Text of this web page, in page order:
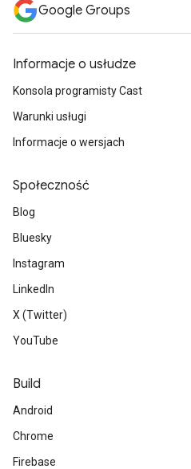
Google Groups
Informacje o usłudze
Konsola programisty Cast
Warunki usługi
Informacje o wersjach
Społeczność
Blog
Bluesky
Instagram
LinkedIn
X (Twitter)
YouTube
Build
Android
Chrome
Firebase